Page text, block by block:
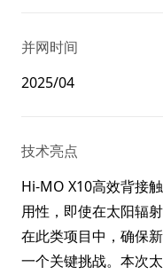
并网时间
2025/04
技术亮点
Hi-MO X10高效背接
用性，即使在太阳辐
在此类项目中，确保
一个关键挑战。本次